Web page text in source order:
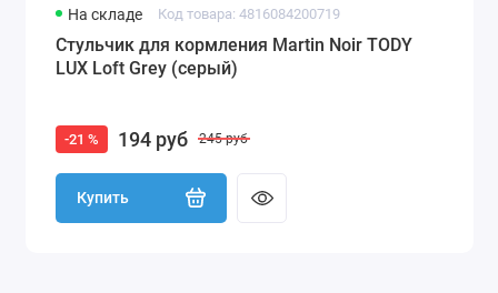
На складе Код товара: 4816084200719
Стульчик для кормления Martin Noir TODY
LUX Loft Grey (серый)
-21 % 194 руб 245 руб
Купить